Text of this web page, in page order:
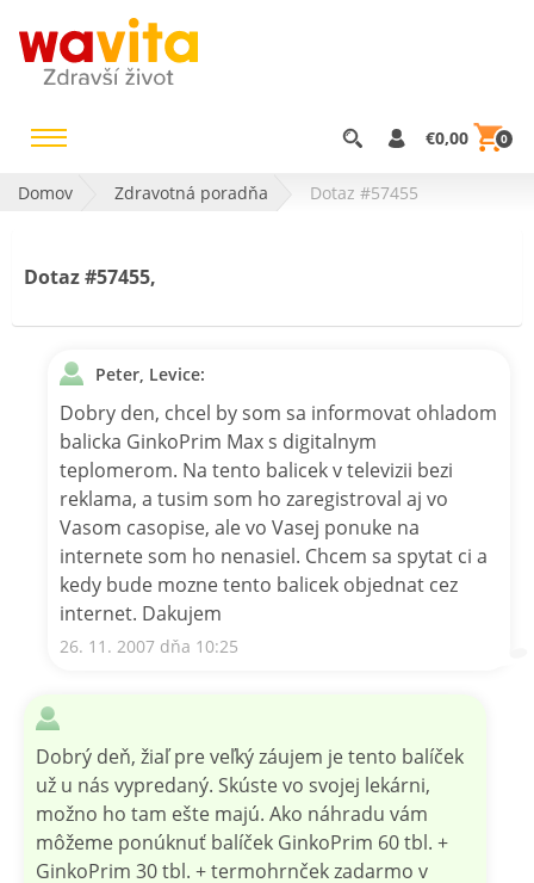
€0,00 0
Domov Zdravotná poradňa Dotaz #57455
Dotaz #57455,
Peter, Levice:
Dobry den, chcel by som sa informovat ohladom
balicka GinkoPrim Max s digitalnym
teplomerom. Na tento balicek v televizii bezi
reklama, a tusim som ho zaregistroval aj vo
Vasom casopise, ale vo Vasej ponuke na
internete som ho nenasiel. Chcem sa spytat ci a
kedy bude mozne tento balicek objednat cez
internet. Dakujem
26. 11. 2007 dňa 10:25
Dobrý deň, žiaľ pre veľký záujem je tento balíček
už u nás vypredaný. Skúste vo svojej lekárni,
možno ho tam ešte majú. Ako náhradu vám
môžeme ponúknuť balíček GinkoPrim 60 tbl. +
GinkoPrim 30 tbl. + termohrnček zadarmo v